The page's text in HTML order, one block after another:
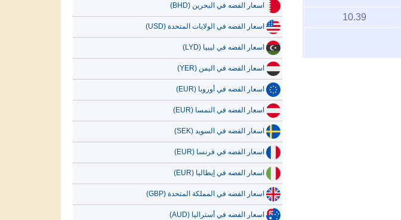
10.39
اسعار الفضه في البحرين (BHD)
اسعار الفضه في الولايات المتحدة (USD)
اسعار الفضه في ليبيا (LYD)
اسعار الفضه في اليمن (YER)
اسعار الفضه في أوروبا (EUR)
اسعار الفضه في النمسا (EUR)
اسعار الفضه في السويد (SEK)
اسعار الفضه في فرنسا (EUR)
اسعار الفضه في إيطاليا (EUR)
اسعار الفضه في المملكة المتحدة (GBP)
اسعار الفضه في أستراليا (AUD)